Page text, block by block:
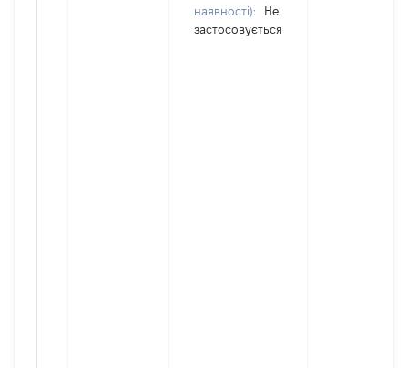
наявності):
Не
застосовується